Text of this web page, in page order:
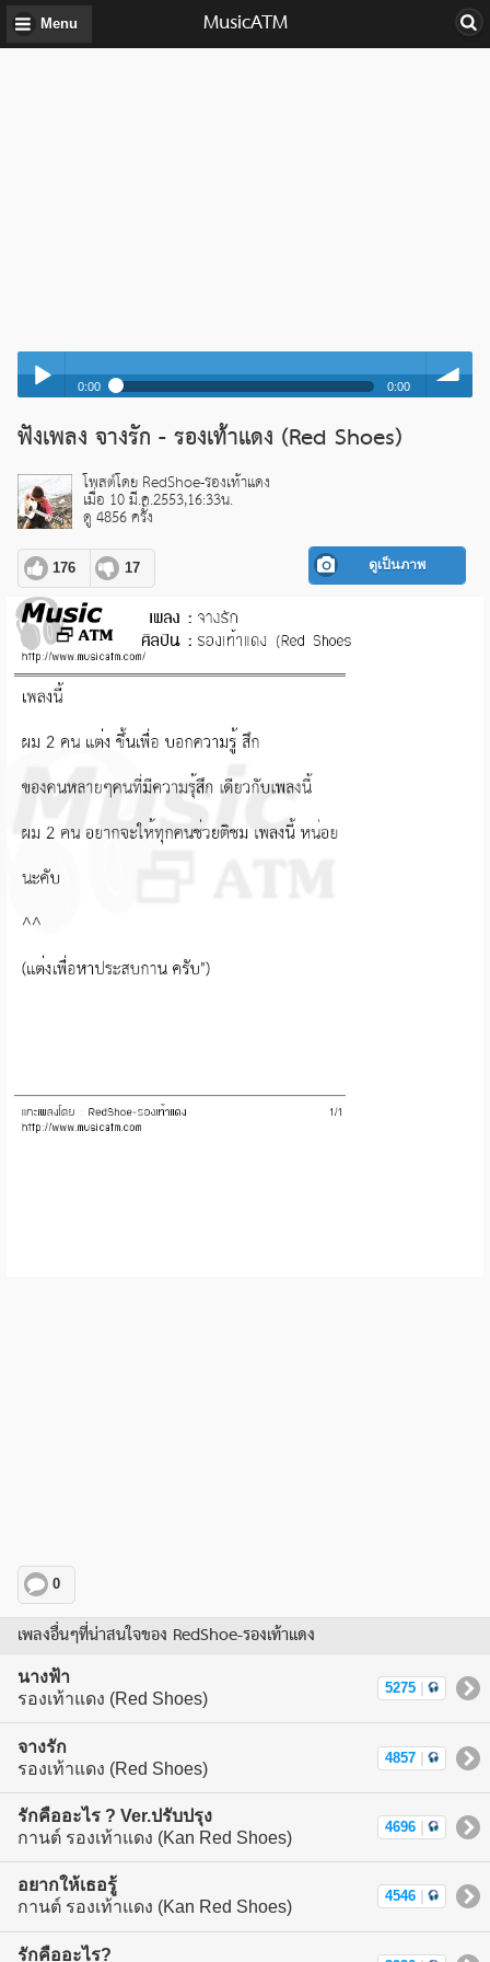
Menu MusicATM
Play /
pause
0:00 0:00
จางรัก - รองเท้าแดง (Red Shoes)
จางรัก - รองเท้าแดง (Red Shoes)
ฟังเพลง จางรัก - รองเท้าแดง (Red Shoes)
โพสต์โดย RedShoe-รองเท้าแดง
เมื่อ 10 มี.ค.2553,16:33น.
ดู 4856 ครั้ง
176 17 ดูเป็นภาพ
0
เพลงอื่นๆที่น่าสนใจของ RedShoe-รองเท้าแดง
นางฟ้า
รองเท้าแดง (Red Shoes)
5275
จางรัก
รองเท้าแดง (Red Shoes)
4857
รักคืออะไร ? Ver.ปรับปรุง
กานต์ รองเท้าแดง (Kan Red Shoes)
4696
อยากให้เธอรู้
กานต์ รองเท้าแดง (Kan Red Shoes)
4546
รักคืออะไร?